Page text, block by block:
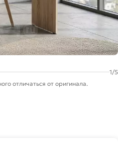
1/5
отличаться от оригинала.